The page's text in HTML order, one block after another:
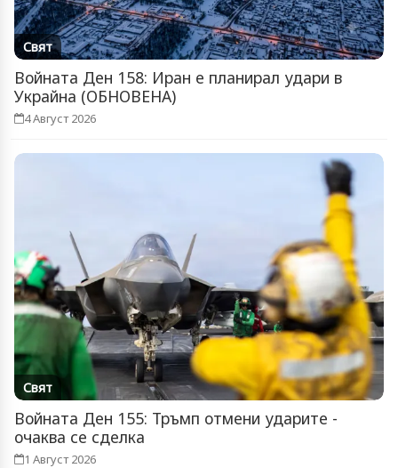
Свят
Войната Ден 158: Иран е планирал удари в
Украйна (ОБНОВЕНА)
4 Август 2026
Свят
Войната Ден 155: Тръмп отмени ударите -
очаква се сделка
1 Август 2026